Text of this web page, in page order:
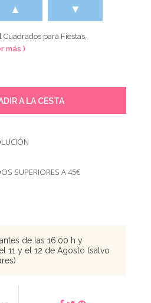
▲ ▼
para Fiestas,
más )
A LA CESTA
SUPERIORES A 45€
de las 16:00 h y
11 y el 12 de Agosto (salvo